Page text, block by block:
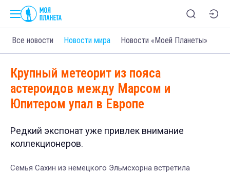
Все новости Новости мира Новости «Моей Планеты»
Крупный метеорит из пояса
астероидов между Марсом и
Юпитером упал в Европе
Редкий экспонат уже привлек внимание
коллекционеров.
Семья Сахин из немецкого Эльмсхорна встретила